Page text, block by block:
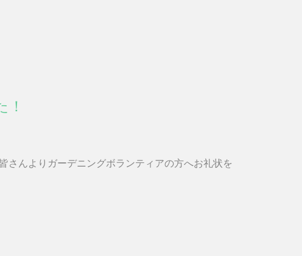
！
さんよりガーデニングボランティアの方へお礼状を